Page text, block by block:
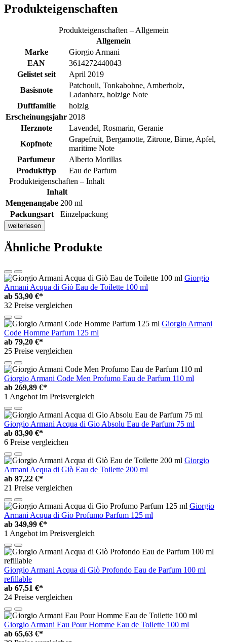
Produkteigenschaften
Produkteigenschaften – Allgemein
Allgemein
Marke
Giorgio Armani
EAN
3614272440043
Gelistet seit
April 2019
Basisnote
Patchouli, Tonkabohne, Amberholz,
Ladanharz, holzige Note
Duftfamilie
holzig
Erscheinungsjahr 2018
Herznote
Lavendel, Rosmarin, Geranie
Kopfnote
Grapefruit, Bergamotte, Zitrone, Birne, Apfel,
maritime Note
Parfumeur
Alberto Morillas
Produkttyp
Eau de Parfum
Produkteigenschaften – Inhalt
Inhalt
Mengenangabe 200 ml
Packungsart
Einzelpackung
weiterlesen
Ähnliche Produkte
Giorgio
Armani Acqua di Giò Eau de Toilette 100 ml
ab 53,90 €*
32 Preise vergleichen
Giorgio Armani
Code Homme Parfum 125 ml
ab 79,20 €*
25 Preise vergleichen
Giorgio Armani Code Men Profumo Eau de Parfum 110 ml
ab 269,89 €*
1 Angebot im Preisvergleich
Giorgio Armani Acqua di Gio Absolu Eau de Parfum 75 ml
ab 83,90 €*
6 Preise vergleichen
Giorgio
Armani Acqua di Giò Eau de Toilette 200 ml
ab 87,22 €*
21 Preise vergleichen
Giorgio
Armani Acqua di Gio Profumo Parfum 125 ml
ab 349,99 €*
1 Angebot im Preisvergleich
Giorgio Armani Acqua di Giò Profondo Eau de Parfum 100 ml
refillable
ab 67,51 €*
24 Preise vergleichen
Giorgio Armani Eau Pour Homme Eau de Toilette 100 ml
ab 65,63 €*